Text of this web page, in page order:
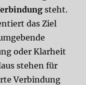
steht.
das Ziel
oder Klarheit
stehen für
Verbindung